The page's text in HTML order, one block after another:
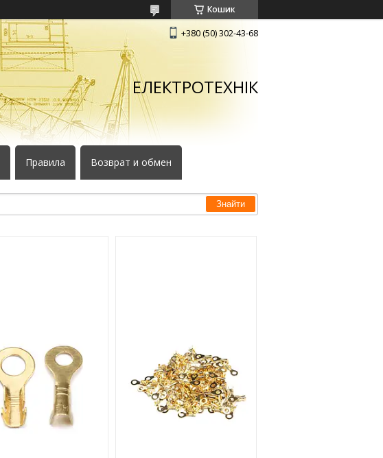
Кошик
+380 (50) 302-43-68
ЕЛЕКТРОТЕХНІК
Правила Возврат и обмен
Знайти